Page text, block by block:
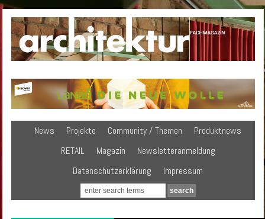
News Projekte Community / Themen
Produktnews
RETAIL
Magazin
Newsletteranmeldung
Datenschutzerklärung
Impressum